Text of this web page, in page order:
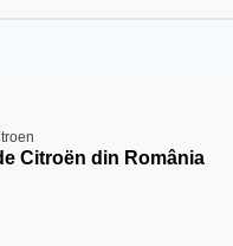
Citroën din România